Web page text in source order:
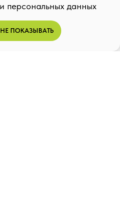
персональных данных
ПОКАЗЫВАТЬ